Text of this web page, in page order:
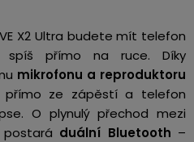
X2 Ultra budete mít telefon
přímo na ruce. Díky
mikrofonu a reproduktoru
přímo ze zápěstí a telefon
O plynulý přechod mezi
duální Bluetooth –